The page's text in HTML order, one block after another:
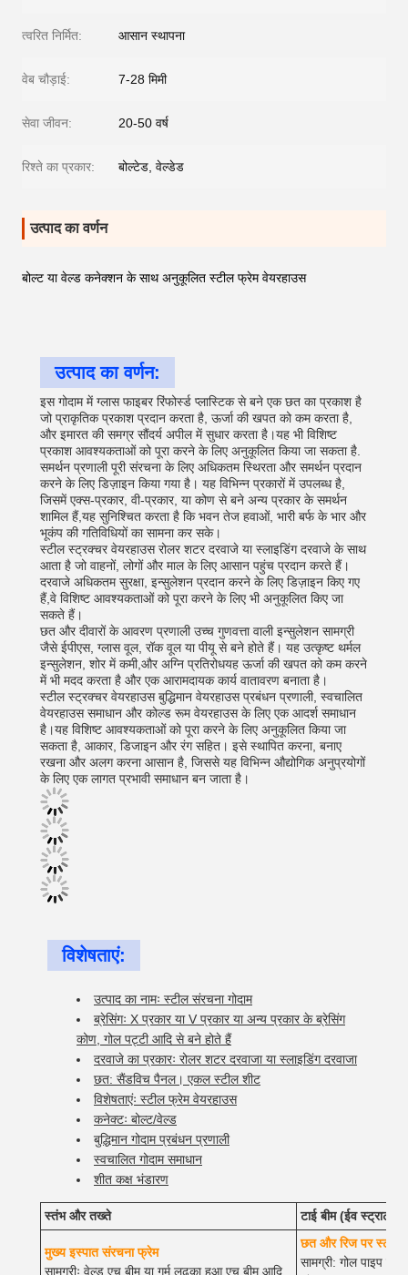
त्वरित निर्मित: आसान स्थापना
वेब चौड़ाई: 7-28 मिमी
सेवा जीवन: 20-50 वर्ष
रिश्ते का प्रकार: बोल्टेड, वेल्डेड
उत्पाद का वर्णन
बोल्ट या वेल्ड कनेक्शन के साथ अनुकूलित स्टील फ्रेम वेयरहाउस
उत्पाद का वर्णन:
इस गोदाम में ग्लास फाइबर रिंफोर्स्ड प्लास्टिक से बने एक छत का प्रकाश है
जो प्राकृतिक प्रकाश प्रदान करता है, ऊर्जा की खपत को कम करता है,
और इमारत की समग्र सौंदर्य अपील में सुधार करता है।यह भी विशिष्ट
प्रकाश आवश्यकताओं को पूरा करने के लिए अनुकूलित किया जा सकता है.
समर्थन प्रणाली पूरी संरचना के लिए अधिकतम स्थिरता और समर्थन प्रदान
करने के लिए डिज़ाइन किया गया है। यह विभिन्न प्रकारों में उपलब्ध है,
जिसमें एक्स-प्रकार, वी-प्रकार, या कोण से बने अन्य प्रकार के समर्थन
शामिल हैं,यह सुनिश्चित करता है कि भवन तेज हवाओं, भारी बर्फ के भार और
भूकंप की गतिविधियों का सामना कर सके।
स्टील स्ट्रक्चर वेयरहाउस रोलर शटर दरवाजे या स्लाइडिंग दरवाजे के साथ
आता है जो वाहनों, लोगों और माल के लिए आसान पहुंच प्रदान करते हैं।
दरवाजे अधिकतम सुरक्षा, इन्सुलेशन प्रदान करने के लिए डिज़ाइन किए गए
हैं,वे विशिष्ट आवश्यकताओं को पूरा करने के लिए भी अनुकूलित किए जा
सकते हैं।
छत और दीवारों के आवरण प्रणाली उच्च गुणवत्ता वाली इन्सुलेशन सामग्री
जैसे ईपीएस, ग्लास वूल, रॉक वूल या पीयू से बने होते हैं। यह उत्कृष्ट थर्मल
इन्सुलेशन, शोर में कमी,और अग्नि प्रतिरोधयह ऊर्जा की खपत को कम करने
में भी मदद करता है और एक आरामदायक कार्य वातावरण बनाता है।
स्टील स्ट्रक्चर वेयरहाउस बुद्धिमान वेयरहाउस प्रबंधन प्रणाली, स्वचालित
वेयरहाउस समाधान और कोल्ड रूम वेयरहाउस के लिए एक आदर्श समाधान
है।यह विशिष्ट आवश्यकताओं को पूरा करने के लिए अनुकूलित किया जा
सकता है, आकार, डिजाइन और रंग सहित। इसे स्थापित करना, बनाए
रखना और अलग करना आसान है, जिससे यह विभिन्न औद्योगिक अनुप्रयोगों
के लिए एक लागत प्रभावी समाधान बन जाता है।
विशेषताएं:
उत्पाद का नामः स्टील संरचना गोदाम
ब्रेसिंगः X प्रकार या V प्रकार या अन्य प्रकार के ब्रेसिंग
कोण, गोल पट्टी आदि से बने होते हैं
दरवाजे का प्रकारः रोलर शटर दरवाजा या स्लाइडिंग दरवाजा
छत: सैंडविच पैनल। एकल स्टील शीट
विशेषताएंः स्टील फ्रेम वेयरहाउस
कनेक्टः बोल्ट/वेल्ड
बुद्धिमान गोदाम प्रबंधन प्रणाली
स्वचालित गोदाम समाधान
शीत कक्ष भंडारण
स्तंभ और तख्ते टाई बीम (ईव स्ट्राट)
मुख्य इस्पात संरचना फ्रेम
सामग्रीः वेल्ड एच बीम या गर्म लुढ़का हुआ एच बीम आदि
छत और रिज पर स्ट्रट
सामग्री: गोल पाइप या